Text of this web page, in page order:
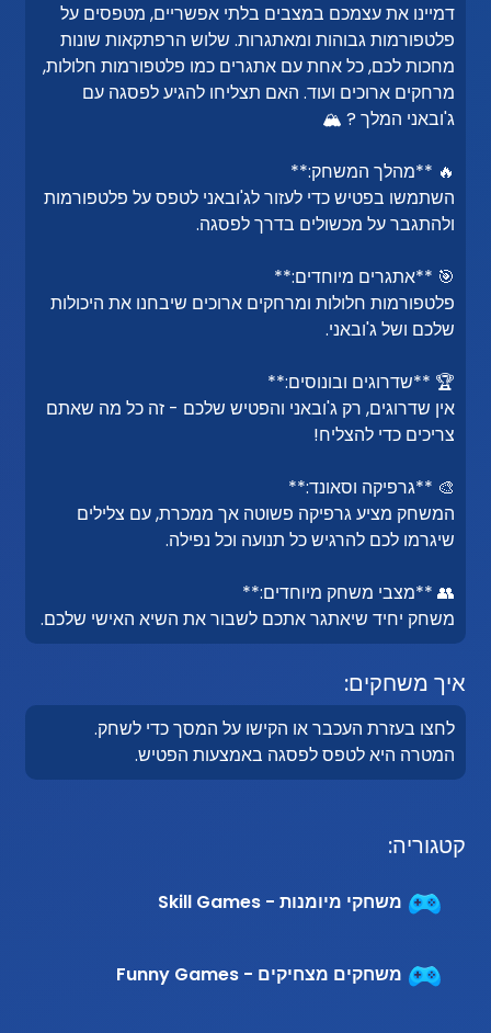
דמיינו את עצמכם במצבים בלתי אפשריים, מטפסים על
פלטפורמות גבוהות ומאתגרות. שלוש הרפתקאות שונות
מחכות לכם, כל אחת עם אתגרים כמו פלטפורמות חלולות,
מרחקים ארוכים ועוד. האם תצליחו להגיע לפסגה עם
ג'ובאני המלך ? 🏔️
🔥 **מהלך המשחק:**
השתמשו בפטיש כדי לעזור לג'ובאני לטפס על פלטפורמות
ולהתגבר על מכשולים בדרך לפסגה.
🎯 **אתגרים מיוחדים:**
פלטפורמות חלולות ומרחקים ארוכים שיבחנו את היכולות
שלכם ושל ג'ובאני.
🏆 **שדרוגים ובונוסים:**
אין שדרוגים, רק ג'ובאני והפטיש שלכם - זה כל מה שאתם
צריכים כדי להצליח!
🎨 **גרפיקה וסאונד:**
המשחק מציע גרפיקה פשוטה אך ממכרת, עם צלילים
שיגרמו לכם להרגיש כל תנועה וכל נפילה.
👥 **מצבי משחק מיוחדים:**
משחק יחיד שיאתגר אתכם לשבור את השיא האישי שלכם.
איך משחקים:
לחצו בעזרת העכבר או הקישו על המסך כדי לשחק.
המטרה היא לטפס לפסגה באמצעות הפטיש.
קטגוריה:
משחקי מיומנות - Skill Games
משחקים מצחיקים - Funny Games